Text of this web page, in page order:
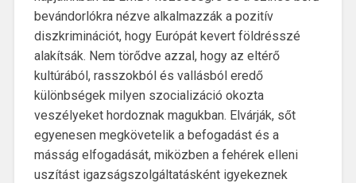
bevándorlókra nézve alkalmazzák a pozitív
diszkriminációt, hogy Európát kevert földrésszé
alakítsák. Nem törődve azzal, hogy az eltérő
kultúrából, rasszokból és vallásból eredő
különbségek milyen szocializáció okozta
veszélyeket hordoznak magukban. Elvárják, sőt
egyenesen megkövetelik a befogadást és a
másság elfogadását, miközben a fehérek elleni
uszítást igazságszolgáltatásként igyekeznek